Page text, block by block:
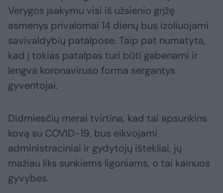
Verygos įsakymu visi iš užsienio grįžę
asmenys privalomai 14 dienų bus izoliuojami
savivaldybių patalpose. Taip pat numatyta,
kad į tokias patalpas turi būti gabenami ir
lengva koronaviruso forma sergantys
gyventojai.
Didmiesčių merai tvirtina, kad tai apsunkins
kovą su COVID-19, bus eikvojami
administraciniai ir gydytojų ištekliai, jų
mažiau liks sunkiems ligoniams, o tai kainuos
gyvybes.